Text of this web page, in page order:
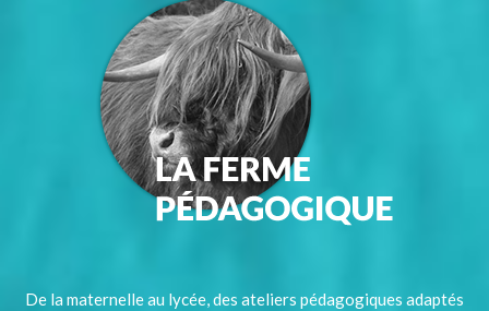
De la maternelle au lycée, des ateliers pédagogiques adaptés